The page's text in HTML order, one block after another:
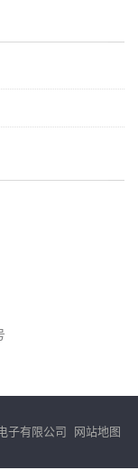
子有限公司 网站地图